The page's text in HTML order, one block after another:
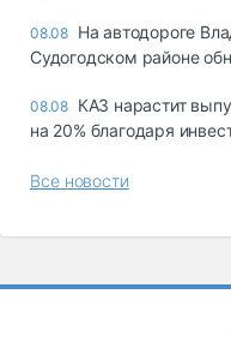
08.08 На автодороге
Судогодском районе
08.08 КАЗ нарастит
на 20% благодаря
Все новости